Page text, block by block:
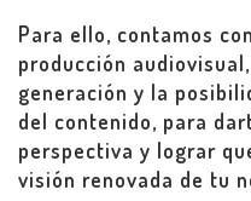
Para ello, contamos
producción
generación y la
del contenido, para
perspectiva y lograr
visión renovada de tu